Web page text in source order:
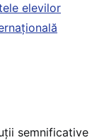
elevilor
semnificative